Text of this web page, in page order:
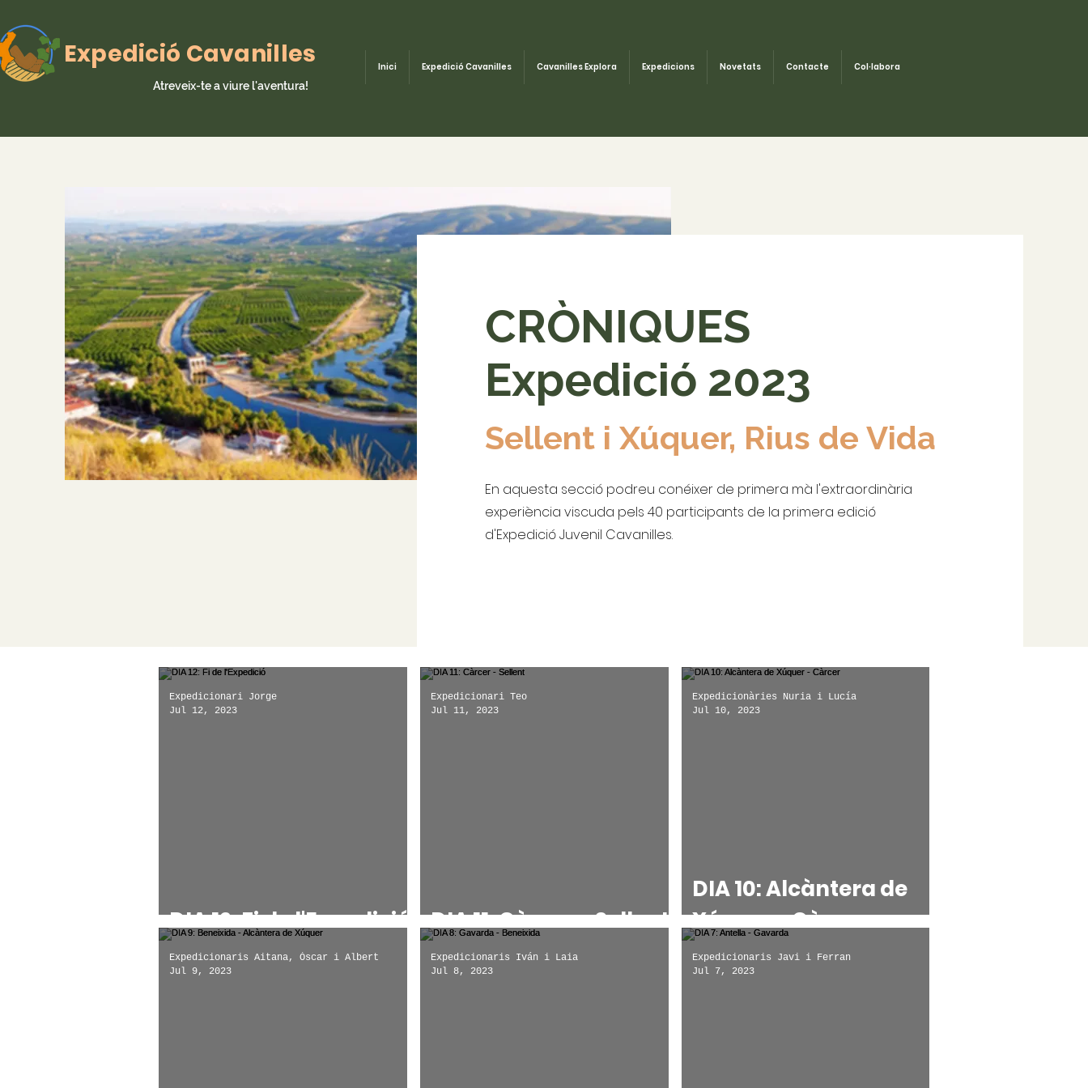
Expedició Cavanilles
Atreveix-te a viure l'aventura!
Inici Expedició Cavanilles Cavanilles Explora Expedicions Novetats Contacte Col·labora
CRÒNIQUES
Expedició 2023
Sellent i Xúquer, Rius de Vida
En aquesta secció podreu conéixer de primera mà l'extraordinària
experiència viscuda pels 40 participants de la primera edició
d'Expedició Juvenil Cavanilles.
DIA 12: Fi de l'Expedició
Expedicionari Jorge
Jul 12, 2023
DIA 11: Càrcer - Sellent
Expedicionari Teo
Jul 11, 2023
DIA 10: Alcàntera de
Xúquer - Càrcer
Expedicionàries Nuria i Lucía
Jul 10, 2023
Expedicionaris Aitana, Óscar i Albert
Jul 9, 2023
Expedicionaris Iván i Laia
Jul 8, 2023
Expedicionaris Javi i Ferran
Jul 7, 2023